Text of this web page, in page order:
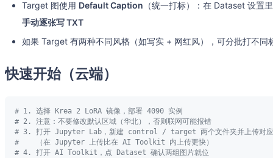
Target 图使用 Default Caption （统一打标）：在 Dataset 设置
手动逐张写 TXT
如果 Target 有两种不同风格（如写实 + 网红风），可分批打不同
快速开始（云端）
# 1. 选择 Krea 2 LoRA 镜像，部署 4090 实例
# 2. 注意：不要修改默认区域（华北），否则联网可能报错
# 3. 打开 Jupyter Lab，新建 control / target 两个文件夹并上传对应
#    （在 Jupyter 上传比在 AI Toolkit 内上传更快）
# 4. 打开 AI Toolkit，点 Dataset 确认两组图片就位